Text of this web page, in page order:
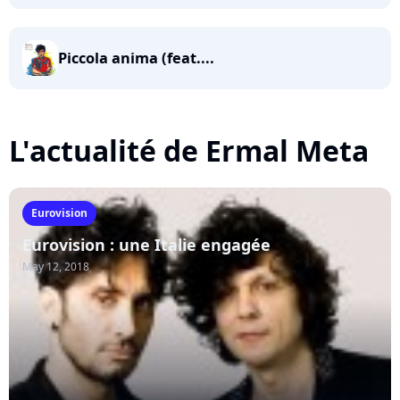
Piccola anima (feat....
L'actualité de Ermal Meta
Eurovision
Eurovision : une Italie engagée
May 12, 2018